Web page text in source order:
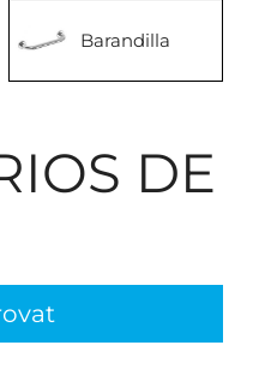
Barandilla
DE